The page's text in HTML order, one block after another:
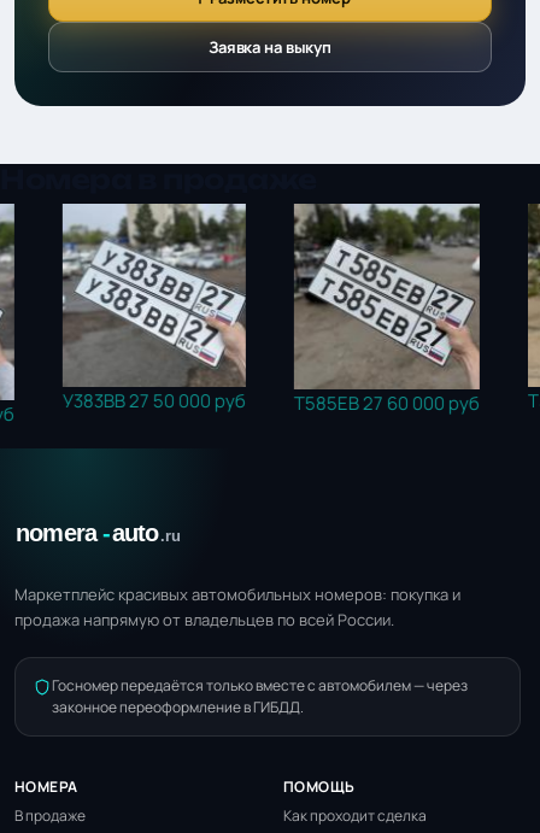
Заявка на выкуп
У383ВВ 2750 000 руб Т585ЕВ 27 60 000 руб
Маркетплейс красивых автомобильных номеров: покупка и
продажа напрямую от владельцев по всей России.
Госномер передаётся только вместе с автомобилем — через
законное переоформление в ГИБДД.
НОМЕРА
В продаже
ПОМОЩЬ
Как проходит сделка